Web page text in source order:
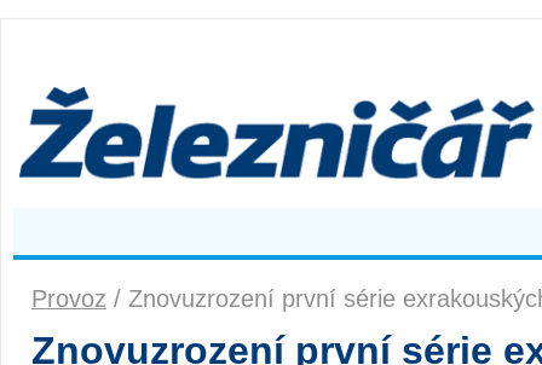
Provoz / Znovuzrození první série
Znovuzrození první série